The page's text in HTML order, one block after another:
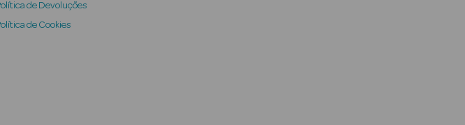
de Devoluções
de Cookies